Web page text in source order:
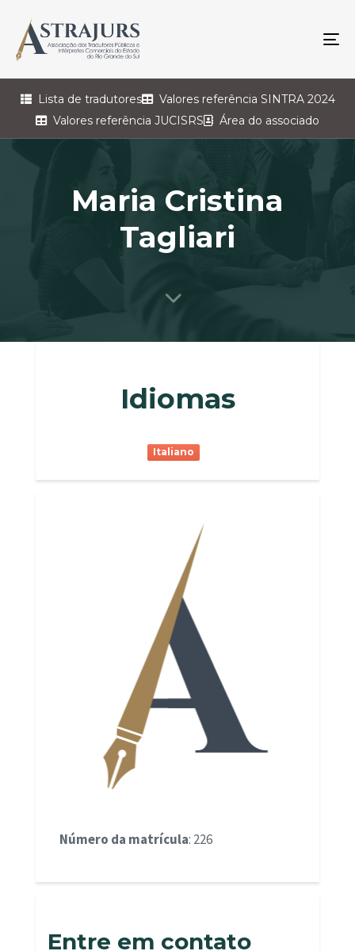
Lista de tradutores
Valores referência SINTRA 2024
Valores referência JUCISRS
Área do associado
Maria Cristina
Tagliari
Idiomas
Italiano
Número da matrícula: 226
Entre em contato